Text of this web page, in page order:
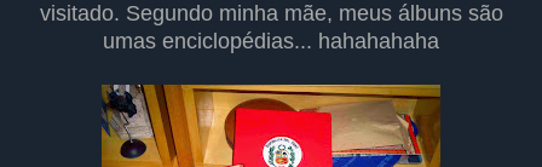
visitado. Segundo minha mãe, meus álbuns são
umas enciclopédias... hahahahaha